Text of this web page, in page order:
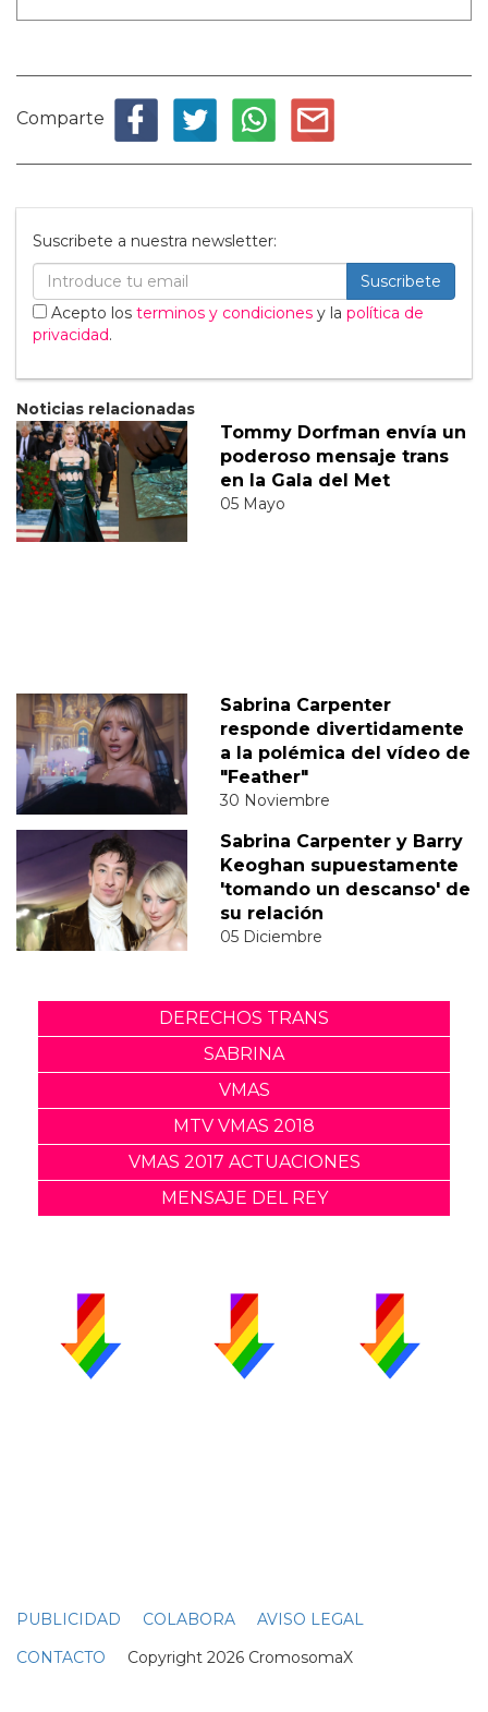
Comparte
Suscribete a nuestra newsletter:
Suscribete
Acepto los terminos y condiciones y la política de
privacidad.
Noticias relacionadas
Tommy Dorfman envía un
poderoso mensaje trans
en la Gala del Met
05 Mayo
Sabrina Carpenter
responde divertidamente
a la polémica del vídeo de
"Feather"
30 Noviembre
Sabrina Carpenter y Barry
Keoghan supuestamente
'tomando un descanso' de
su relación
05 Diciembre
DERECHOS TRANS
SABRINA
VMAS
MTV VMAS 2018
VMAS 2017 ACTUACIONES
MENSAJE DEL REY
PUBLICIDAD COLABORA
AVISO LEGAL
CONTACTO Copyright 2026 CromosomaX